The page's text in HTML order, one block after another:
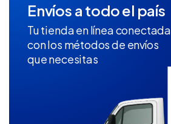
Envíos a todo el país
Tu tienda en línea conectada
con los métodos de envíos
que necesitas